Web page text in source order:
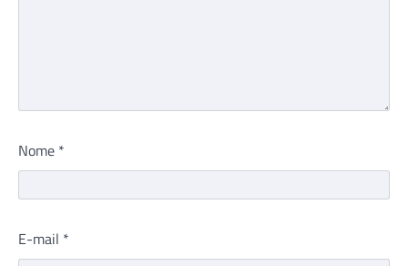
Nome *
E-mail *